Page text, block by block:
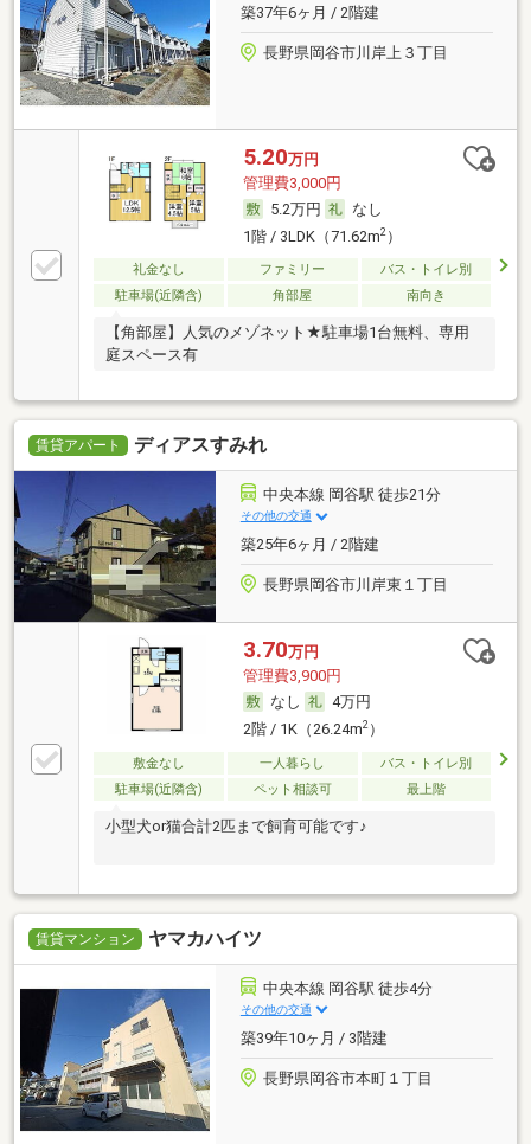
築37年6ヶ月 / 2階建
長野県岡谷市川岸上３丁目
5.20万円
管理費3,000円
5.2万円
なし
1階 / 3LDK（71.62m2）
礼金なし ファミリー
バス・トイレ別
駐車場(近隣含)
角部屋 南向き
【角部屋】人気のメゾネット★駐車場1台無料、専用
庭スペース有
賃貸アパート ディアスすみれ
中央本線 岡谷駅 徒歩21分
その他の交通
築25年6ヶ月 / 2階建
長野県岡谷市川岸東１丁目
3.70万円
管理費3,900円
なし
4万円
2階 / 1K（26.24m2）
敷金なし 一人暮らし
バス・トイレ別
駐車場(近隣含)
ペット相談可 最上階
小型犬or猫合計2匹まで飼育可能です♪
賃貸マンション ヤマカハイツ
中央本線 岡谷駅 徒歩4分
その他の交通
築39年10ヶ月 / 3階建
長野県岡谷市本町１丁目